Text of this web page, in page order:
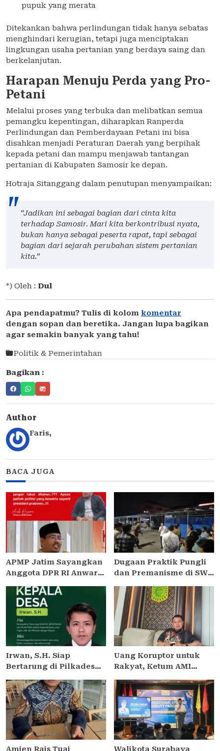
pupuk yang merata
Ditekankan bahwa perlindungan tidak hanya sebatas
menghindari kerugian, tetapi juga menciptakan
lingkungan usaha pertanian yang berdaya saing dan
berkelanjutan.
Harapan Menuju Perda yang Pro-
Petani
Melalui proses yang terbuka dan melibatkan semua
pemangku kepentingan, diharapkan Ranperda
Perlindungan dan Pemberdayaan Petani ini bisa
disahkan menjadi Peraturan Daerah yang berpihak
kepada petani dan mampu menjawab tantangan
pertanian di Kabupaten Samosir ke depan.
Hotraja Sitanggang dalam penutupan menyampaikan:
“Jadikan ini sebagai bagian dari cinta kita
terhadap Samosir. Mari kita berkontribusi nyata,
bukan hanya sebagai peserta rapat, tapi sebagai
bagian dari sejarah perubahan sistem pertanian
kita.”
*) Oleh : Dul
Apa pendapatmu? Tulis di kolom komentar
dengan sopan dan beretika. Jangan lupa bagikan
agar semakin banyak yang tahu!
Politik & Pemerintahan
Bagikan :
Author
Faris,
BACA JUGA
APMP Jatim Sayangkan
Anggota DPR RI Anwar
Pemanggilan KPK
Terkait Kasus Dana
Hibah Pokmas
Dugaan Praktik Pungli
dan Premanisme di SWK
Surabaya Minta Kasus
Diusut Tuntas
Irwan, S.H. Siap
Bertarung di Pilkades
Usung Perubahan dan
Pelayanan untuk
Masyarakat
Uang Koruptor untuk
Rakyat, Ketum AMI
Kebijakan Pemerintah